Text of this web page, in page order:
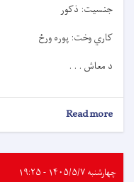
جنسیت: ذکور
کاري وخت: پوره ورځ
د معاش . . .
Read more
د
خبرتيا!
چهارشنبه ۱۴۰۵/۵/۷ - ۱۹:۲۵